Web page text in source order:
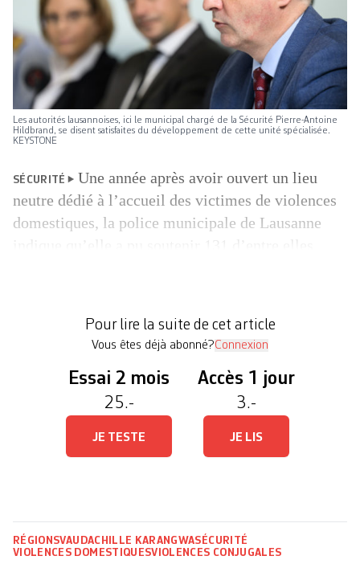
Les autorités lausannoises, ici le municipal chargé de la Sécurité Pierre-Antoine
Hildbrand, se disent satisfaites du développement de cette unité spécialisée.
KEYSTONE
SÉCURITÉ
Une année après avoir ouvert un lieu
neutre dédié à l’accueil des victimes de violences
domestiques, la police municipale de Lausanne
situations problématiques, […]
Pour lire la suite de cet article
Vous êtes déjà abonné?Connexion
Essai 2 mois
25.-
JE TESTE
Accès 1 jour
3.-
JE LIS
RÉGIONSVAUDACHILLE KARANGWASÉCURITÉ
VIOLENCES DOMESTIQUESVIOLENCES CONJUGALES